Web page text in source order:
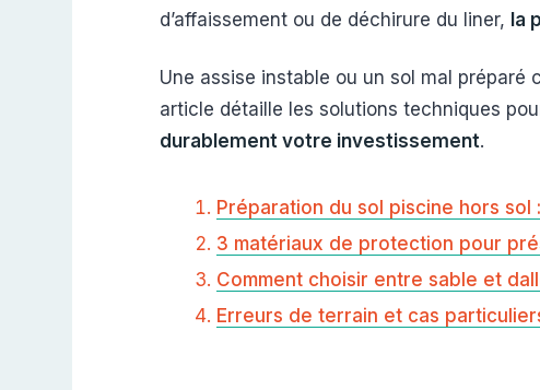
d’affaissement ou de déchirure du liner, la
Une assise instable ou un sol mal
article détaille les solutions techniques
durablement votre investissement.
Préparation du sol piscine hors sol
3 matériaux de protection pour
Comment choisir entre sable et
Erreurs de terrain et cas